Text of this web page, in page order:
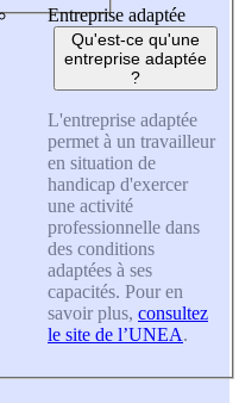
Entreprise adaptée
Qu'est-ce qu'une
entreprise adaptée
?
L'entreprise adaptée
permet à un travailleur
en situation de
handicap d'exercer
une activité
professionnelle dans
des conditions
adaptées à ses
capacités. Pour en
savoir plus, consultez
le site de l’UNEA.